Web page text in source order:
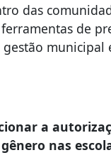
das
de
gestão municipal
a
nas